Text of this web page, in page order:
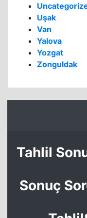
Uşak
Van
Yalova
Yozgat
Zonguldak
Tahlil
Sonuç